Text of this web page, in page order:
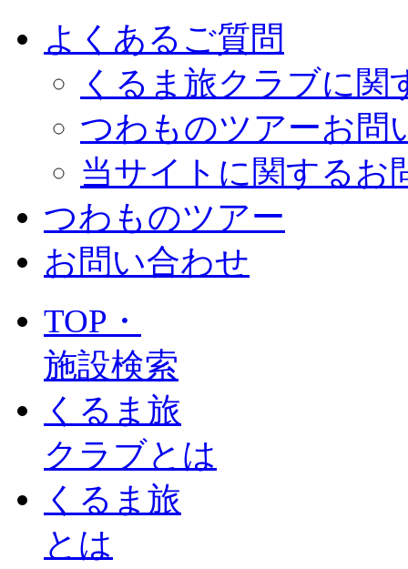
よくあるご質問
くるま旅クラブに関
つわものツアーお問
当サイトに関するお
つわものツアー
お問い合わせ
TOP・
施設検索
くるま旅
クラブとは
くるま旅
とは